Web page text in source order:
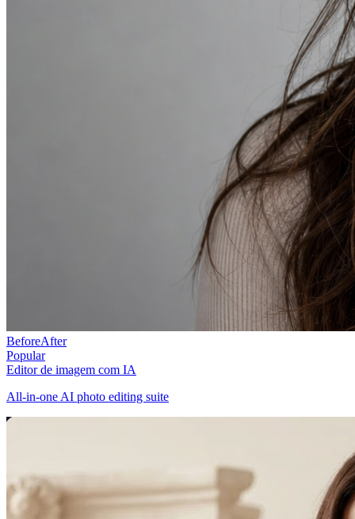
BeforeAfter
Popular
Editor de imagem com IA
All-in-one AI photo editing suite